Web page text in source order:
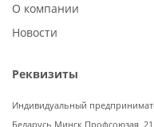
О компании
Новости
Реквизиты
Индивидуальный